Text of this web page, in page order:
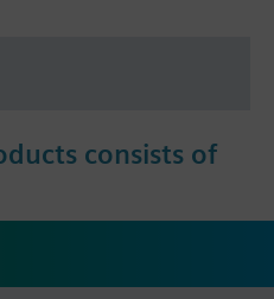
consists of